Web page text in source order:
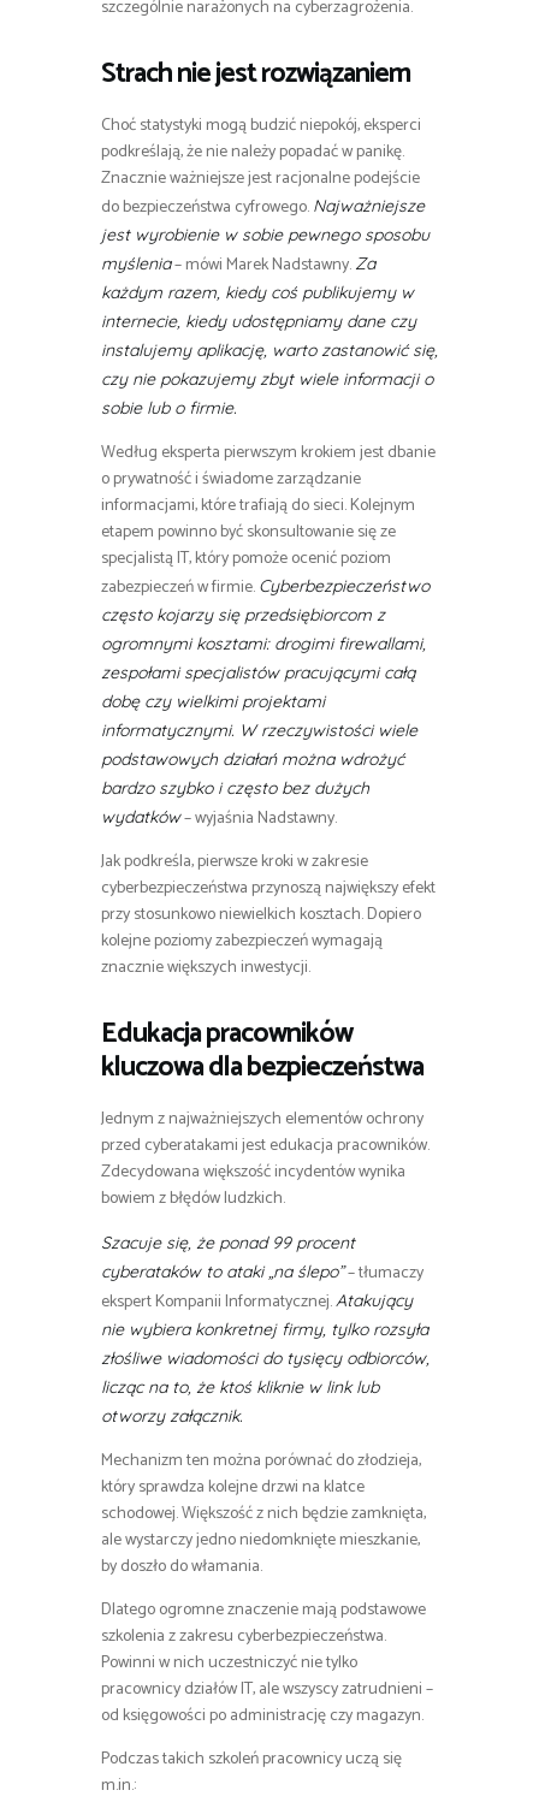
szczególnie narażonych na cyberzagrożenia.
Strach nie jest rozwiązaniem
Choć statystyki mogą budzić niepokój, eksperci
podkreślają, że nie należy popadać w panikę.
Znacznie ważniejsze jest racjonalne podejście
do bezpieczeństwa cyfrowego. Najważniejsze
jest wyrobienie w sobie pewnego sposobu
myślenia– mówi Marek Nadstawny. Za
każdym razem, kiedy coś publikujemy w
internecie, kiedy udostępniamy dane czy
instalujemy aplikację, warto zastanowić się,
czy nie pokazujemy zbyt wiele informacji o
sobie lub o firmie.
Według eksperta pierwszym krokiem jest dbanie
o prywatność i świadome zarządzanie
informacjami, które trafiają do sieci. Kolejnym
etapem powinno być skonsultowanie się ze
specjalistą IT, który pomoże ocenić poziom
zabezpieczeń w firmie. Cyberbezpieczeństwo
często kojarzy się przedsiębiorcom z
ogromnymi kosztami: drogimi firewallami,
zespołami specjalistów pracującymi całą
dobę czy wielkimi projektami
informatycznymi. W rzeczywistości wiele
podstawowych działań można wdrożyć
bardzo szybko i często bez dużych
wydatków– wyjaśnia Nadstawny.
Jak podkreśla, pierwsze kroki w zakresie
cyberbezpieczeństwa przynoszą największy efekt
przy stosunkowo niewielkich kosztach. Dopiero
kolejne poziomy zabezpieczeń wymagają
znacznie większych inwestycji.
Edukacja pracowników
kluczowa dla bezpieczeństwa
Jednym z najważniejszych elementów ochrony
przed cyberatakami jest edukacja pracowników.
Zdecydowana większość incydentów wynika
bowiem z błędów ludzkich.
Szacuje się, że ponad 99 procent
cyberataków to ataki „na ślepo”– tłumaczy
ekspert Kompanii Informatycznej.Atakujący
nie wybiera konkretnej firmy, tylko rozsyła
złośliwe wiadomości do tysięcy odbiorców,
licząc na to, że ktoś kliknie w link lub
otworzy załącznik.
Mechanizm ten można porównać do złodzieja,
który sprawdza kolejne drzwi na klatce
schodowej. Większość z nich będzie zamknięta,
ale wystarczy jedno niedomknięte mieszkanie,
by doszło do włamania.
Dlatego ogromne znaczenie mają podstawowe
szkolenia z zakresu cyberbezpieczeństwa.
Powinni w nich uczestniczyć nie tylko
pracownicy działów IT, ale wszyscy zatrudnieni –
od księgowości po administrację czy magazyn.
Podczas takich szkoleń pracownicy uczą się
m.in.: